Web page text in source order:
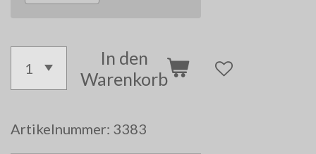
In den
Warenkorb
Artikelnummer: 3383